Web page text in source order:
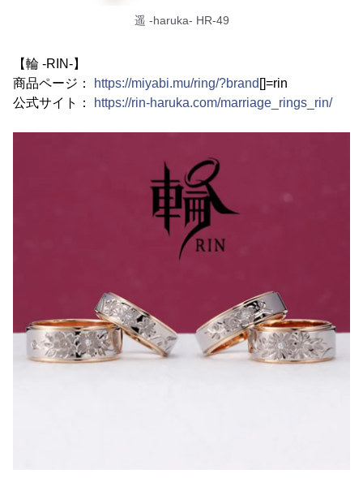
遥 -haruka- HR-49
【輪 -RIN-】
商品ページ：
https://miyabi.mu/ring/?brand []=rin
公式サイト：
https://rin-haruka.com/marriage_rings_rin/